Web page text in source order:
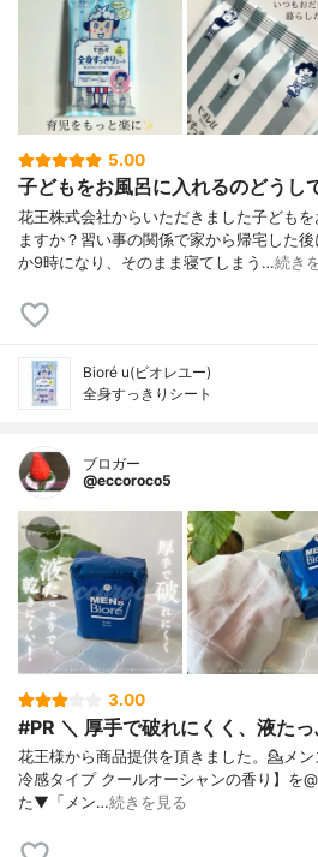
5.00
子どもをお風呂に入れるのどうし
花王株式会社からいただきました子ども
ますか？習い事の関係で家から帰宅した
か9時になり、そのまま寝てしまう…続き
Bioré u(ビオレユー)
全身すっきりシート
ブロガー
@eccoroco5
3.00
#PR ＼ 厚手で破れにくく、液た
花王様から商品提供を頂きました。⁡⁡⁡💁メ
冷感タイプ クールオーシャンの香り】を
た⁡⁡▼⁡「メン…続きを見る